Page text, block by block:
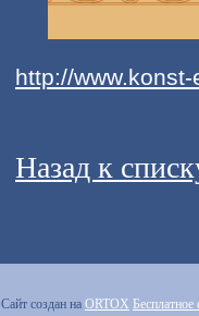
http://
Назад к
Сайт создан на ORTOX